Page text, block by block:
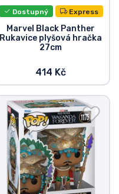
Dostupný Express
Marvel Black Panther
Rukavice plyšová hračka
27cm
414 Kč